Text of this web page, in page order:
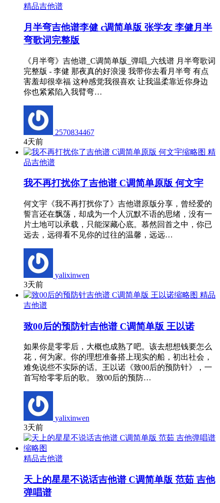
精品吉他谱
月半弯吉他谱李健 c调简单版 张学友 李健月半
弯歌词完整版
《月半弯》吉他谱_C调简单版_弹唱_六线谱 月半弯歌词
完整版 - 李健 那夜真的好浪漫 我带你去看月半弯 有点
害羞却很幸福 这种感觉我很喜欢 让我温柔靠近你身边
你也紧紧陷入我臂弯…
2570834467
4天前
精
品吉他谱
我不再打扰你了吉他谱 C调简单原版 何文宇
何文宇《我不再打扰你了》吉他谱原版分享，曾经爱的
誓言还在飘荡，却成为一个人沉默不语的思绪，没有一
片土地可以承载，只能深藏心底。慕然回首之中，你已
远去，远得看不见你的过往的温馨，远远…
yalixinwen
3天前
精品
吉他谱
致00后的预防针吉他谱 C调简单版 王以诺
如果你是零零后，大概也成熟了吧。该去想想钱要怎么
花，何为家。你的理想准备搭上现实的船，初出社会，
难免说些不实际的话。王以诺《致00后的预防针》，一
首写给零零后的歌。 致00后的预防…
yalixinwen
3天前
精品吉他谱
天上的星星不说话吉他谱 C调简单版 范茹 吉他
弹唱谱